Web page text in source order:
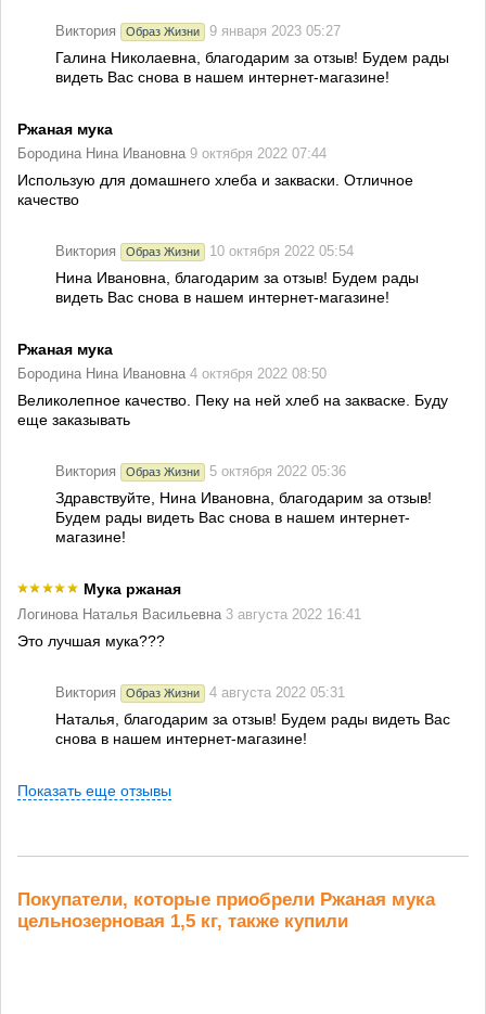
Виктория Образ Жизни 9 января 2023 05:27
Галина Николаевна, благодарим за отзыв! Будем рады
видеть Вас снова в нашем интернет-магазине!
Ржаная мука
Бородина Нина Ивановна 9 октября 2022 07:44
Использую для домашнего хлеба и закваски. Отличное
качество
Виктория Образ Жизни 10 октября 2022 05:54
Нина Ивановна, благодарим за отзыв! Будем рады
видеть Вас снова в нашем интернет-магазине!
Ржаная мука
Бородина Нина Ивановна 4 октября 2022 08:50
Великолепное качество. Пеку на ней хлеб на закваске. Буду
еще заказывать
Виктория Образ Жизни 5 октября 2022 05:36
Здравствуйте, Нина Ивановна, благодарим за отзыв!
Будем рады видеть Вас снова в нашем интернет-
магазине!
Мука ржаная
Логинова Наталья Васильевна 3 августа 2022 16:41
Это лучшая мука???
Виктория Образ Жизни 4 августа 2022 05:31
Наталья, благодарим за отзыв! Будем рады видеть Вас
снова в нашем интернет-магазине!
Показать еще отзывы
Покупатели, которые приобрели Ржаная мука
цельнозерновая 1,5 кг, также купили